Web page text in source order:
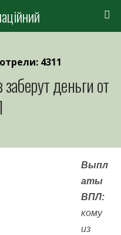
4311
деньги от
Выпл
аты
ВПЛ:
кому
из